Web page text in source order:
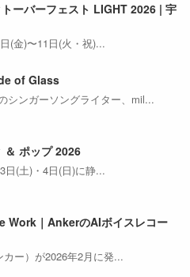
ーバーフェスト LIGHT 2026 | 宇
(金)〜11日(火・祝)...
of Glass
シンガーソングライター、mil...
＆ ポップ 2026
日(土)・4日(日)に静...
Work｜AnkerのAIボイスレコー
カー）が2026年2月に発...